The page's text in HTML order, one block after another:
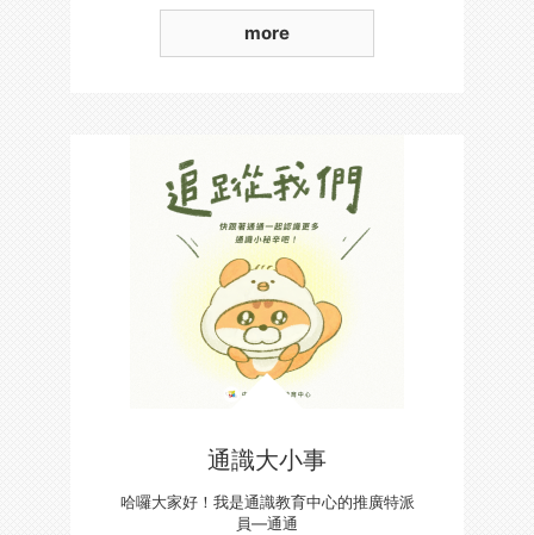
more
通識大小事
哈囉大家好！我是通識教育中心的推廣特派
員—通通